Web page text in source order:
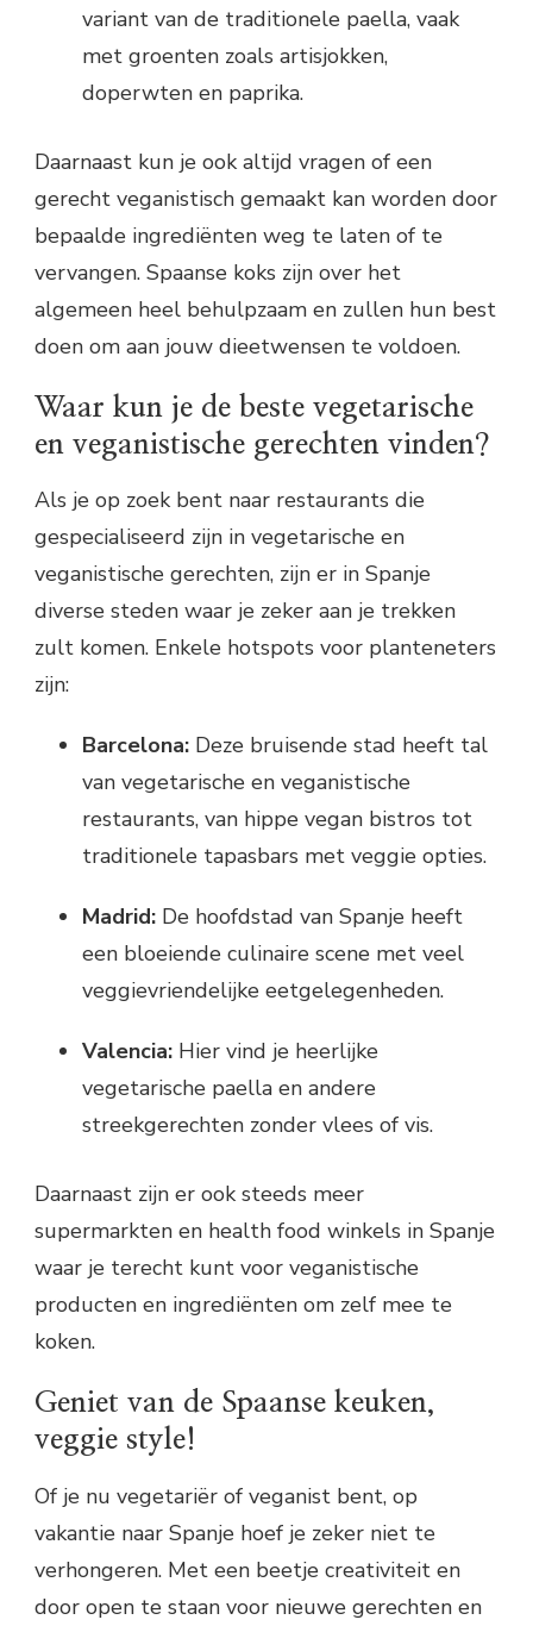
variant van de traditionele paella, vaak
met groenten zoals artisjokken,
doperwten en paprika.
Daarnaast kun je ook altijd vragen of een
gerecht veganistisch gemaakt kan worden door
bepaalde ingrediënten weg te laten of te
vervangen. Spaanse koks zijn over het
algemeen heel behulpzaam en zullen hun best
doen om aan jouw dieetwensen te voldoen.
Waar kun je de beste vegetarische
en veganistische gerechten vinden?
Als je op zoek bent naar restaurants die
gespecialiseerd zijn in vegetarische en
veganistische gerechten, zijn er in Spanje
diverse steden waar je zeker aan je trekken
zult komen. Enkele hotspots voor planteneters
zijn:
Barcelona: Deze bruisende stad heeft tal
van vegetarische en veganistische
restaurants, van hippe vegan bistros tot
traditionele tapasbars met veggie opties.
Madrid: De hoofdstad van Spanje heeft
een bloeiende culinaire scene met veel
veggievriendelijke eetgelegenheden.
Valencia: Hier vind je heerlijke
vegetarische paella en andere
streekgerechten zonder vlees of vis.
Daarnaast zijn er ook steeds meer
supermarkten en health food winkels in Spanje
waar je terecht kunt voor veganistische
producten en ingrediënten om zelf mee te
koken.
Geniet van de Spaanse keuken,
veggie style!
Of je nu vegetariër of veganist bent, op
vakantie naar Spanje hoef je zeker niet te
verhongeren. Met een beetje creativiteit en
door open te staan voor nieuwe gerechten en